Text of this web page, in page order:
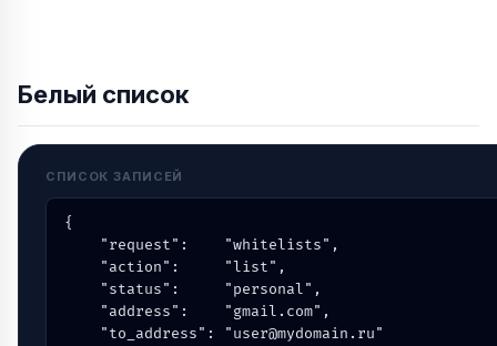
Белый список
СПИСОК ЗАПИСЕЙ
{
    "request":    "whitelists",
    "action":     "list",
    "status":     "personal",
    "address":    "gmail.com",
    "to_address": "user@mydomain.ru"